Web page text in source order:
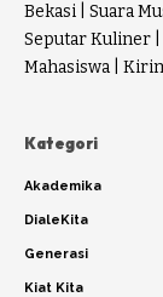
Bekasi
Suara
Seputar Kuliner
Mahasiswa
Kategori
Akademika
DialeKita
Generasi
Kiat Kita